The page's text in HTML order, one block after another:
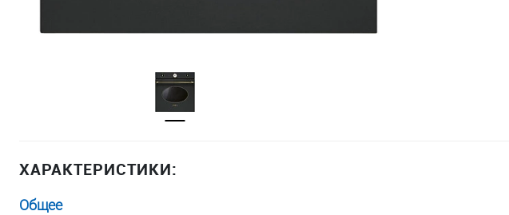
ХАРАКТЕРИСТИКИ:
Общее